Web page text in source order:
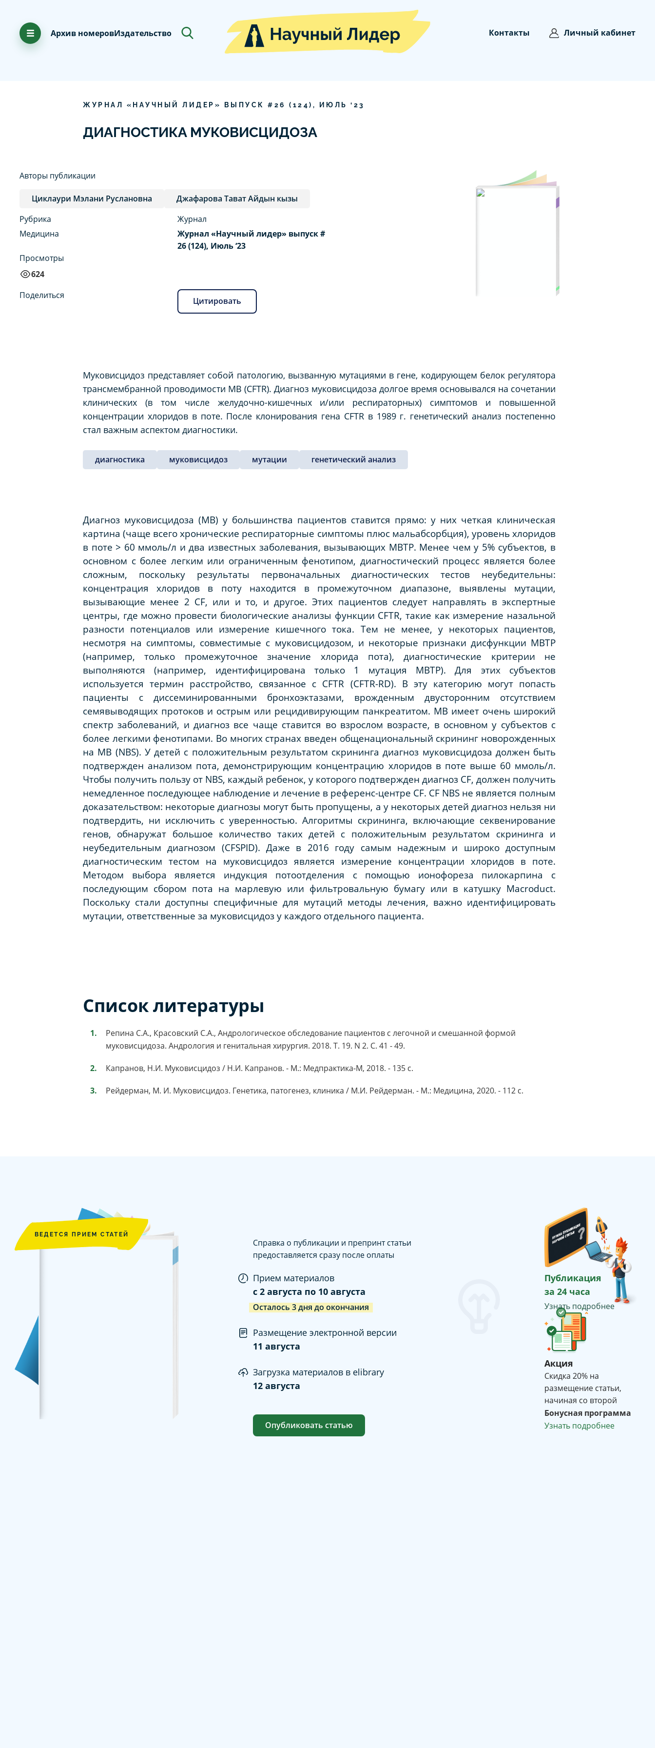
Архив номеровИздательство Контакты Личный кабинет
ЖУРНАЛ «НАУЧНЫЙ ЛИДЕР» ВЫПУСК # 26 ( 124), ИЮЛЬ ‘ 23
ДИАГНОСТИКА МУКОВИСЦИДОЗА
Авторы публикации
Циклаури Мэлани Руслановна
Джафарова Тават Айдын кызы
Рубрика
Медицина
Просмотры
624
Журнал
Журнал «Научный лидер» выпуск #
26 (124), Июль ‘23
Поделиться
Цитировать
Муковисцидоз представляет собой патологию, вызванную мутациями в гене, кодирующем белок регулятора
трансмембранной проводимости МВ (CFTR). Диагноз муковисцидоза долгое время основывался на сочетании
клинических (в том числе желудочно-кишечных и/или респираторных) симптомов и повышенной
концентрации хлоридов в поте. После клонирования гена CFTR в 1989 г. генетический анализ постепенно
стал важным аспектом диагностики.
диагностика муковисцидоз мутации генетический анализ
Диагноз муковисцидоза (МВ) у большинства пациентов ставится прямо: у них четкая клиническая
картина (чаще всего хронические респираторные симптомы плюс мальабсорбция), уровень хлоридов
в поте > 60 ммоль/л и два известных заболевания, вызывающих МВТР. Менее чем у 5% субъектов, в
основном с более легким или ограниченным фенотипом, диагностический процесс является более
сложным, поскольку результаты первоначальных диагностических тестов неубедительны:
концентрация хлоридов в поту находится в промежуточном диапазоне, выявлены мутации,
вызывающие менее 2 CF, или и то, и другое. Этих пациентов следует направлять в экспертные
центры, где можно провести биологические анализы функции CFTR, такие как измерение назальной
разности потенциалов или измерение кишечного тока. Тем не менее, у некоторых пациентов,
несмотря на симптомы, совместимые с муковисцидозом, и некоторые признаки дисфункции МВТР
(например, только промежуточное значение хлорида пота), диагностические критерии не
выполняются (например, идентифицирована только 1 мутация МВТР). Для этих субъектов
используется термин расстройство, связанное с CFTR (CFTR-RD). В эту категорию могут попасть
пациенты с диссеминированными бронхоэктазами, врожденным двусторонним отсутствием
семявыводящих протоков и острым или рецидивирующим панкреатитом. МВ имеет очень широкий
спектр заболеваний, и диагноз все чаще ставится во взрослом возрасте, в основном у субъектов с
более легкими фенотипами. Во многих странах введен общенациональный скрининг новорожденных
на МВ (NBS). У детей с положительным результатом скрининга диагноз муковисцидоза должен быть
подтвержден анализом пота, демонстрирующим концентрацию хлоридов в поте выше 60 ммоль/л.
Чтобы получить пользу от NBS, каждый ребенок, у которого подтвержден диагноз CF, должен получить
немедленное последующее наблюдение и лечение в референс-центре CF. CF NBS не является полным
доказательством: некоторые диагнозы могут быть пропущены, а у некоторых детей диагноз нельзя ни
подтвердить, ни исключить с уверенностью. Алгоритмы скрининга, включающие секвенирование
генов, обнаружат большое количество таких детей с положительным результатом скрининга и
неубедительным диагнозом (CFSPID). Даже в 2016 году самым надежным и широко доступным
диагностическим тестом на муковисцидоз является измерение концентрации хлоридов в поте.
Методом выбора является индукция потоотделения с помощью ионофореза пилокарпина с
последующим сбором пота на марлевую или фильтровальную бумагу или в катушку Macroduct.
Поскольку стали доступны специфичные для мутаций методы лечения, важно идентифицировать
мутации, ответственные за муковисцидоз у каждого отдельного пациента.
Список литературы
Репина С.А., Красовский С.А., Андрологическое обследование пациентов с легочной и смешанной формой
муковисцидоза. Андрология и генитальная хирургия. 2018. Т. 19. N 2. С. 41 - 49.
Капранов, Н.И. Муковисцидоз / Н.И. Капранов. - М.: Медпрактика-М, 2018. - 135 c.
Рейдерман, М. И. Муковисцидоз. Генетика, патогенез, клиника / М.И. Рейдерман. - М.: Медицина, 2020. - 112 c.
ВЕДЕТСЯ ПРИЕМ СТАТЕЙ
Справка о публикации и препринт статьи
предоставляется сразу после оплаты
Прием материалов
c 2 августа по 10 августа
Осталось 3дня до окончания
Размещение электронной версии
11 августа
Загрузка материалов в elibrary
12 августа
Опубликовать статью
Публикация
за 24 часа
Узнать подробнее
Акция
Cкидка 20% на
размещение статьи,
начиная со второй
Бонусная программа
Узнать подробнее